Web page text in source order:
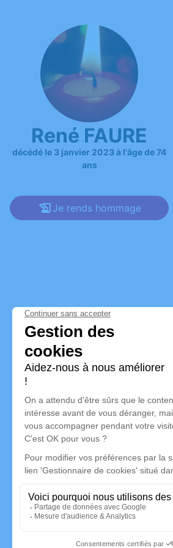
René FAURE
décédé le 3 janvier 2023 à l'âge de 74
ans
Je rends hommage